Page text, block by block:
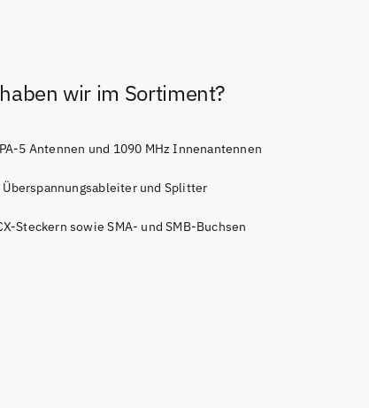
wir im Sortiment?
5 Antennen und 1090 MHz Innenantennen
und Splitter
Steckern sowie SMA- und SMB-Buchsen